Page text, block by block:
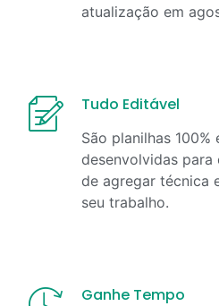
atualização em
Tudo Editável
São planilhas 100%
desenvolvidas para
de agregar técnica
seu trabalho.
Ganhe Tempo